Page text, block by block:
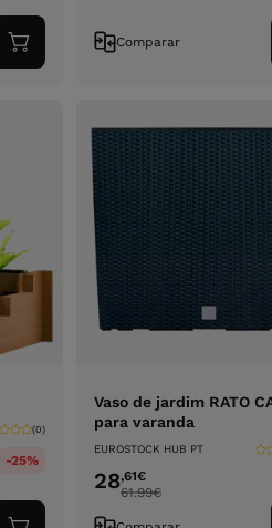
Adicionar
ao
Comparar
(0)
-25%
Vaso de jardim RATO
para varanda
EUROSTOCK HUB PT
28,61€
61.99€